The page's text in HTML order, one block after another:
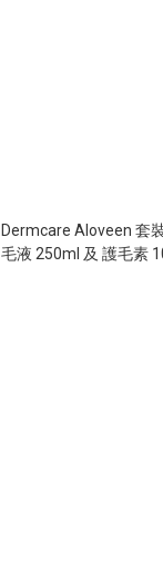
Dermcare Aloveen 套
毛液 250ml 及 護毛素